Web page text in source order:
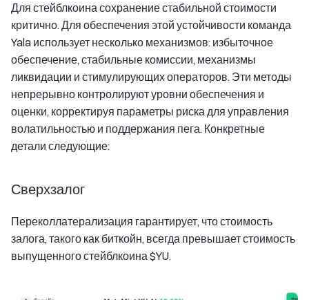
Для стейблкоина сохранение стабильной стоимости
критично. Для обеспечения этой устойчивости команда
Yala использует несколько механизмов: избыточное
обеспечение, стабильные комиссии, механизмы
ликвидации и стимулирующих операторов. Эти методы
непрерывно контролируют уровни обеспечения и
оценки, корректируя параметры риска для управления
волатильностью и поддержания пега. Конкретные
детали следующие:
Сверхзалог
Переколлатерализация гарантирует, что стоимость
залога, такого как биткойн, всегда превышает стоимость
выпущенного стейблкоина $YU.